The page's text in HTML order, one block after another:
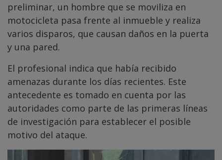
preliminar, un hombre que se moviliza en
motocicleta pasa frente al inmueble y realiza
varios disparos, que causan daños en la puerta
y una pared.
El profesional indica que había recibido
amenazas durante los días recientes. Este
antecedente es tomado en cuenta por las
autoridades como parte de las primeras líneas
de investigación para establecer el posible
motivo del ataque.